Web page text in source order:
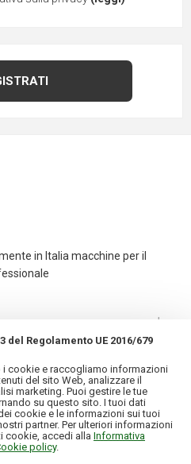
in Italia macchine per il
Regolamento UE 2016/679
cookie e raccogliamo informazioni
del sito Web, analizzare il
marketing. Puoi gestire le tue
su questo sito. I tuoi dati
cookie e le informazioni sui tuoi
partner. Per ulteriori informazioni
cookie, accedi alla Informativa
policy.